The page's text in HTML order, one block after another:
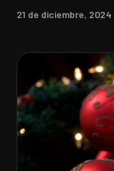
21 de diciembre, 2024